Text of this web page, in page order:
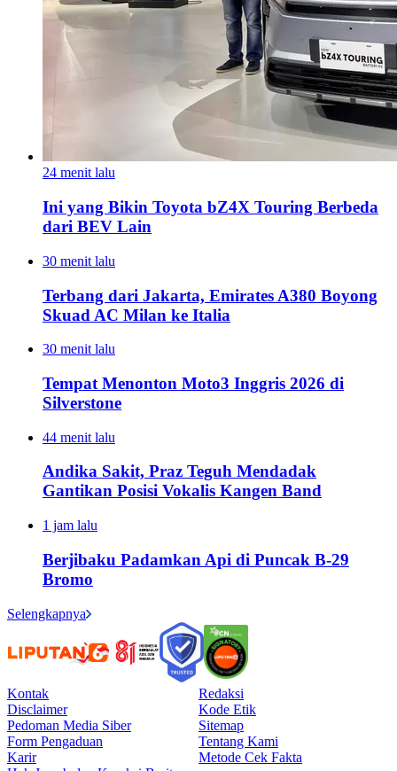
24 menit lalu
Ini yang Bikin Toyota bZ4X Touring Berbeda
dari BEV Lain
30 menit lalu
Terbang dari Jakarta, Emirates A380 Boyong
Skuad AC Milan ke Italia
30 menit lalu
Tempat Menonton Moto3 Inggris 2026 di
Silverstone
44 menit lalu
Andika Sakit, Praz Teguh Mendadak
Gantikan Posisi Vokalis Kangen Band
1 jam lalu
Berjibaku Padamkan Api di Puncak B-29
Bromo
Selengkapnya
Kontak
Redaksi
Disclaimer
Kode Etik
Pedoman Media Siber
Sitemap
Form Pengaduan
Tentang Kami
Karir
Metode Cek Fakta